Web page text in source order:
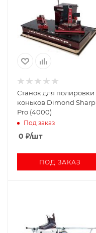
Станок для полировки
коньков Dimond Sharp
Pro (4000)
Под заказ
0 ₽/шт
ПОД ЗАКАЗ